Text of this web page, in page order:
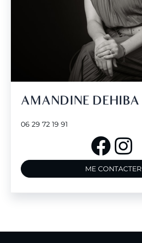
AMANDINE DEHIBA
06 29 72 19 91
ME CONTACTER